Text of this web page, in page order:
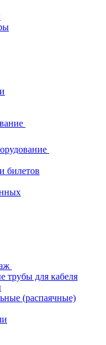
билетов
трубы для кабеля
(распаячные)